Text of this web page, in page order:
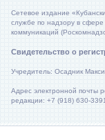
Сетевое издание
службе по надзору в
коммуникаций
Свидетельство о
Учредитель: Осадник
Адрес электронной почты
редакции: +7 (918) 630-